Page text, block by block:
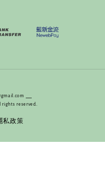
⎯⎯
reserved.
私政策